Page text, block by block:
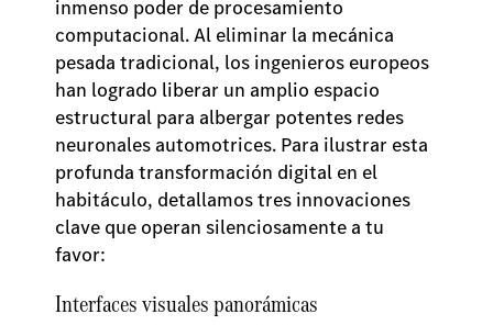
inmenso poder de procesamiento
computacional. Al eliminar la mecánica
pesada tradicional, los ingenieros europeos
han logrado liberar un amplio espacio
estructural para albergar potentes redes
neuronales automotrices. Para ilustrar esta
profunda transformación digital en el
habitáculo, detallamos tres innovaciones
clave que operan silenciosamente a tu
favor:
Interfaces visuales panorámicas